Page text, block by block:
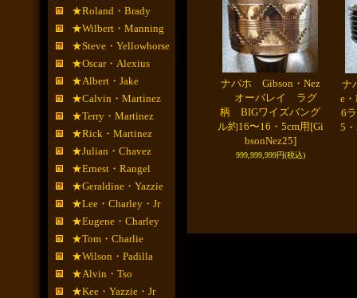
★Roland・Brady
★Wilbert・Manning
★Steve・Yellowhorse
★Oscar・Alexius
★Albert・Jake
★Calvin・Martinez
★Terry・Martinez
★Rick・Martinez
★Julian・Chavez
★Ernest・Rangel
★Geraldine・Yazzie
★Lee・Charley・Jr
★Eugene・Charley
★Tom・Charlie
★Wilson・Padilla
★Alvin・Tso
★Kee・Yazzie・Jr
ナバホ Gibson・Nez
オーバレイ ラグ
柄 BIGワイズバング
ル約16〜16・5cm用 [Gi
bsonNez25]
999,999,999円(税込)
ナ
e
6
5